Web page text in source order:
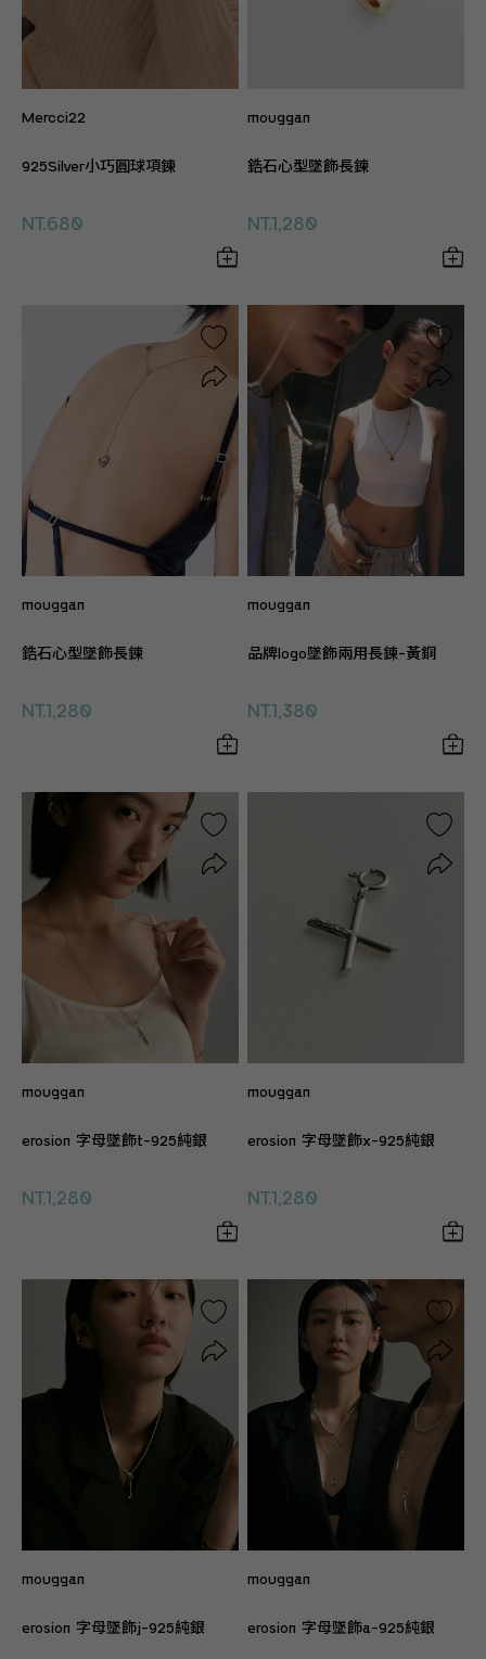
Mercci22
925Silver小巧圓球項鍊
NT.680
mouggan
鋯石心型墜飾長鍊
NT.1,280
mouggan
鋯石心型墜飾長鍊
NT.1,280
mouggan
品牌logo墜飾兩用長鍊-黃銅
NT.1,380
mouggan
erosion 字母墜飾t-925純銀
NT.1,280
mouggan
erosion 字母墜飾x-925純銀
NT.1,280
mouggan
erosion 字母墜飾j-925純銀
mouggan
erosion 字母墜飾a-925純銀